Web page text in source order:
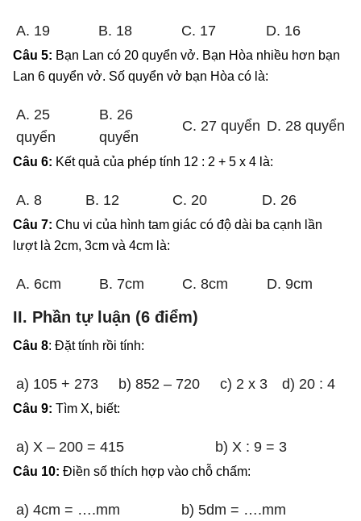
A. 19 B. 18 C. 17 D. 16
Câu 5: Bạn Lan có 20 quyển vở. Bạn Hòa nhiều hơn bạn
Lan 6 quyển vở. Số quyển vở bạn Hòa có là:
A. 25
quyển
B. 26
quyển
C. 27 quyển D. 28 quyển
Câu 6: Kết quả của phép tính 12 : 2 + 5 x 4 là:
A. 8 B. 12 C. 20 D. 26
Câu 7: Chu vi của hình tam giác có độ dài ba cạnh lần
lượt là 2cm, 3cm và 4cm là:
A. 6cm B. 7cm C. 8cm D. 9cm
II. Phần tự luận (6 điểm)
Câu 8: Đặt tính rồi tính:
a) 105 + 273 b) 852 – 720 c) 2 x 3 d) 20 : 4
Câu 9: Tìm X, biết:
a) X – 200 = 415 b) X : 9 = 3
Câu 10: Điền số thích hợp vào chỗ chấm:
a) 4cm = ….mm
b) 5dm = ….mm